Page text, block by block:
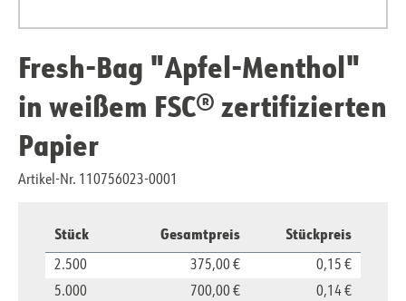
Fresh-Bag "Apfel-Menthol"
in weißem FSC® zertifizierten
Papier
Artikel-Nr. 110756023-0001
Stück Gesamtpreis Stückpreis
2.500 375,00 €
0,15 €
5.000
700,00 €
0,14 €